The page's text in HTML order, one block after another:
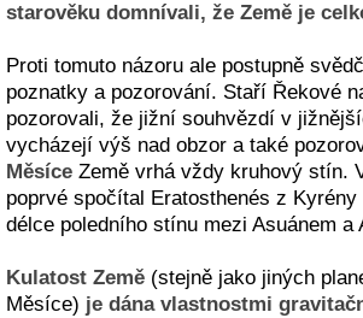
starověku domnívali, že Země je
Proti tomuto názoru ale postupně
poznatky a pozorování. Staří Řekové
pozorovali, že jižní souhvězdí v
vycházejí výš nad obzor a také
Měsíce Země vrhá vždy kruhový stín.
poprvé spočítal Eratosthenés z
délce poledního stínu mezi Asuánem a
Kulatost Země (stejně jako jiných
Měsíce) je dána vlastnostmi